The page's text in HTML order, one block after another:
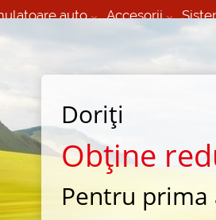
auto Accesorii
stop în toate regiunile
(L-V) 9:00 -
Platin
Doriți
Obține
Pentru prima